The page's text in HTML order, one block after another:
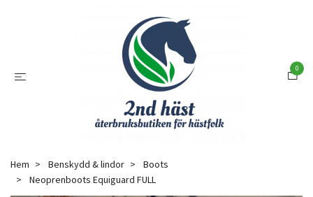
0
Hem Benskydd & lindor
Boots
Neoprenboots Equiguard FULL